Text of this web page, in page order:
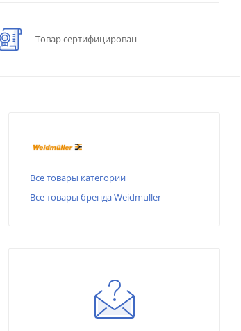
Товар сертифицирован
Все товары категории
Все товары бренда Weidmuller